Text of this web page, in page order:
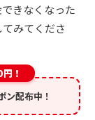
きなくなった
みてくださ
！
ン配布中！